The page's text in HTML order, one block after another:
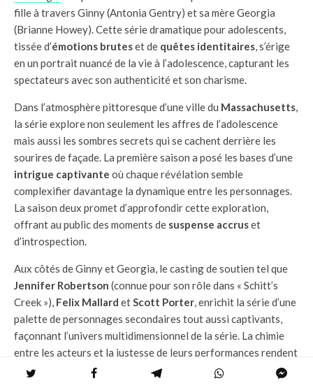
fille à travers Ginny (Antonia Gentry) et sa mère Georgia
(Brianne Howey). Cette série dramatique pour adolescents,
tissée d’émotions bruteset de quêtes identitaires, s’érige
en un portrait nuancé de la vie à l’adolescence, capturant les
spectateurs avec son authenticité et son charisme.
Dans l’atmosphère pittoresque d’une ville du Massachusetts,
la série explore non seulement les affres de l’adolescence
mais aussi les sombres secrets qui se cachent derrière les
sourires de façade. La première saison a posé les bases d’une
intrigue captivante où chaque révélation semble
complexifier davantage la dynamique entre les personnages.
La saison deux promet d’approfondir cette exploration,
offrant au public des moments de suspense accruset
d’introspection.
Aux côtés de Ginny et Georgia, le casting de soutien tel que
Jennifer Robertson (connue pour son rôle dans « Schitt’s
Creek »), Felix Mallard etScott Porter, enrichit la série d’une
palette de personnages secondaires tout aussi captivants,
façonnant l’univers multidimensionnel de la série. La chimie
entre les acteurs et la justesse de leurs performances rendent
« Ginny & Georgia » irrésistible, une force avec laquelle il faut